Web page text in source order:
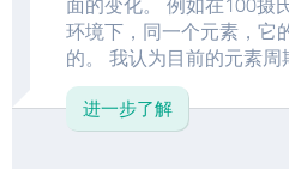
面的变化。 例如在100摄
环境下，同一个元素，它
的。 我认为目前的元素周
进一步了解